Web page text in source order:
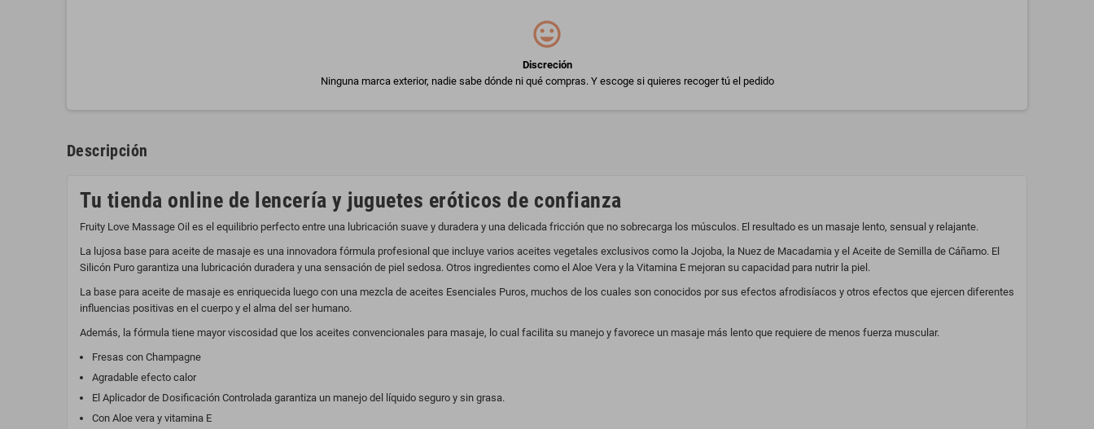
Discreción
Ninguna marca exterior, nadie sabe dónde ni qué compras. Y escoge si quieres recoger tú el pedido
Descripción
Tu tienda online de lencería y juguetes eróticos de confianza
Fruity Love Massage Oil es el equilibrio perfecto entre una lubricación suave y duradera y una delicada fricción que no sobrecarga los músculos. El resultado es un masaje lento, sensual y relajante.
La lujosa base para aceite de masaje es una innovadora fórmula profesional que incluye varios aceites vegetales exclusivos como la Jojoba, la Nuez de Macadamia y el Aceite de Semilla de Cáñamo. El
Silicón Puro garantiza una lubricación duradera y una sensación de piel sedosa. Otros ingredientes como el Aloe Vera y la Vitamina E mejoran su capacidad para nutrir la piel.
La base para aceite de masaje es enriquecida luego con una mezcla de aceites Esenciales Puros, muchos de los cuales son conocidos por sus efectos afrodisíacos y otros efectos que ejercen diferentes
influencias positivas en el cuerpo y el alma del ser humano.
Además, la fórmula tiene mayor viscosidad que los aceites convencionales para masaje, lo cual facilita su manejo y favorece un masaje más lento que requiere de menos fuerza muscular.
Fresas con Champagne
Agradable efecto calor
El Aplicador de Dosificación Controlada garantiza un manejo del líquido seguro y sin grasa.
Con Aloe vera y vitamina E